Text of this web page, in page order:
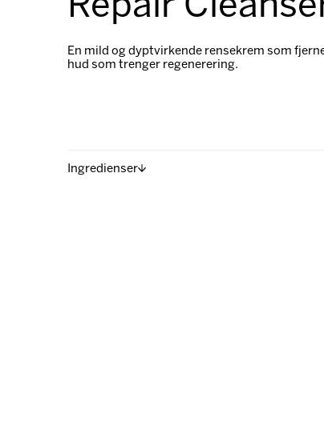
Repair
En mild og dyptvirkende rensekrem som
hud som trenger regenerering.
Ingredienser